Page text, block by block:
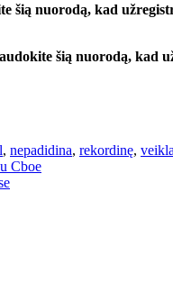
šią nuorodą, kad
šią nuorodą, kad
, nepadidina, rekordinę, veikla
Cboe